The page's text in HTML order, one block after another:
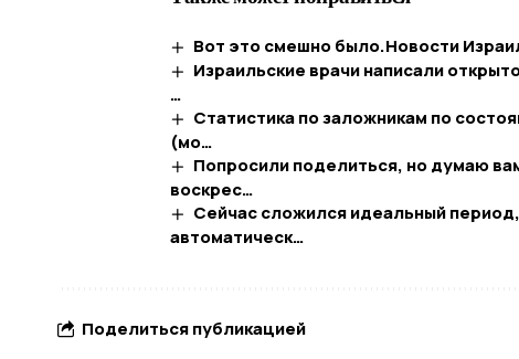
Вот это смешно было.​Новости
Израильские врачи написали
…
Статистика по заложникам по
(мо…
Попросили поделиться, но думаю
воскрес…
Сейчас сложился идеальный
автоматическ…
Поделиться публикацией